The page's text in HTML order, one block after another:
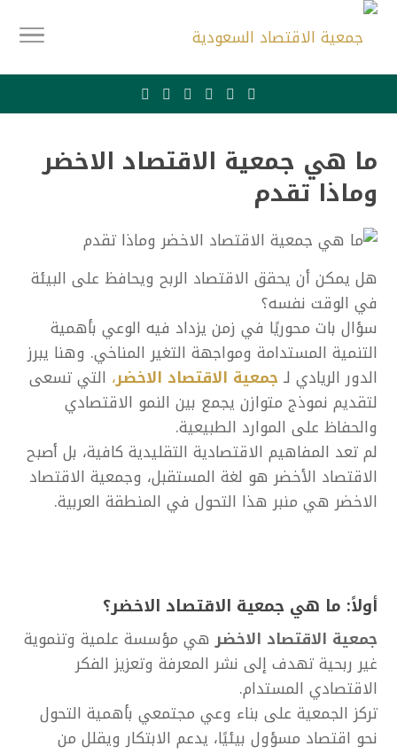
ما هي جمعية الاقتصاد الاخضر
وماذا تقدم
هل يمكن أن يحقق الاقتصاد الربح ويحافظ على البيئة
في الوقت نفسه؟
سؤال بات محوريًا في زمن يزداد فيه الوعي بأهمية
التنمية المستدامة ومواجهة التغير المناخي. وهنا يبرز
الدور الريادي لـ جمعية الاقتصاد الاخضر، التي تسعى
لتقديم نموذج متوازن يجمع بين النمو الاقتصادي
والحفاظ على الموارد الطبيعية.
لم تعد المفاهيم الاقتصادية التقليدية كافية، بل أصبح
الاقتصاد الأخضر هو لغة المستقبل، وجمعية الاقتصاد
الاخضر هي منبر هذا التحول في المنطقة العربية.
أولاً: ما هي جمعية الاقتصاد الاخضر؟
جمعية الاقتصاد الاخضرهي مؤسسة علمية وتنموية
غير ربحية تهدف إلى نشر المعرفة وتعزيز الفكر
الاقتصادي المستدام.
تركز الجمعية على بناء وعي مجتمعي بأهمية التحول
نحو اقتصاد مسؤول بيئيًا، يدعم الابتكار ويقلل من